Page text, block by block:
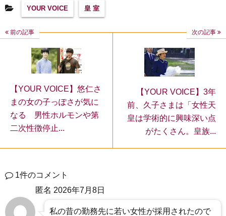
YOUR VOICE 皇 室
前の記事
【YOUR VOICE】悠仁さ
まの女の子っぽさが気に
なる 男性ホルモンや第
二次性徴停止...
次の記事
【YOUR VOICE】3年
前、久子さまは「女性天
皇は学術的に興味深い点
がたくさん。皇族...
1件のコメント
匿名 2026年7月8日
私の昔の勤務先に若い女性が採用されたので